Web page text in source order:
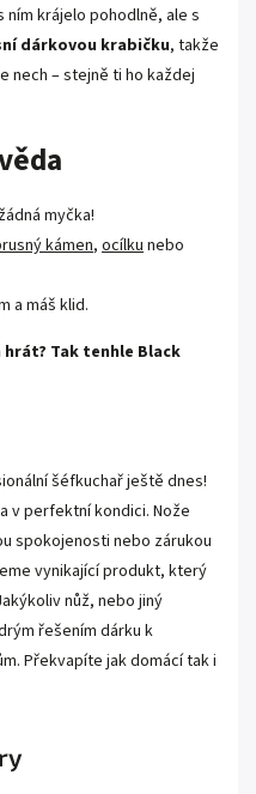
ním krájelo pohodlně, ale s
dárkovou krabičku, takže
nech – stejně ti ho každej
myčka!
kámen, ocílkunebo
a máš klid.
hrát? Tak tenhle Black
šéfkuchař ještě dnes!
v perfektní kondici. Nože
spokojenosti nebo zárukou
vynikající produkt, který
nůž, nebo jiný
řešením dárku k
Překvapíte jak domácí tak i